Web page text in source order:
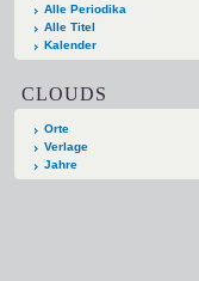
Alle Periodika
Alle Titel
Kalender
CLOUDS
Orte
Verlage
Jahre